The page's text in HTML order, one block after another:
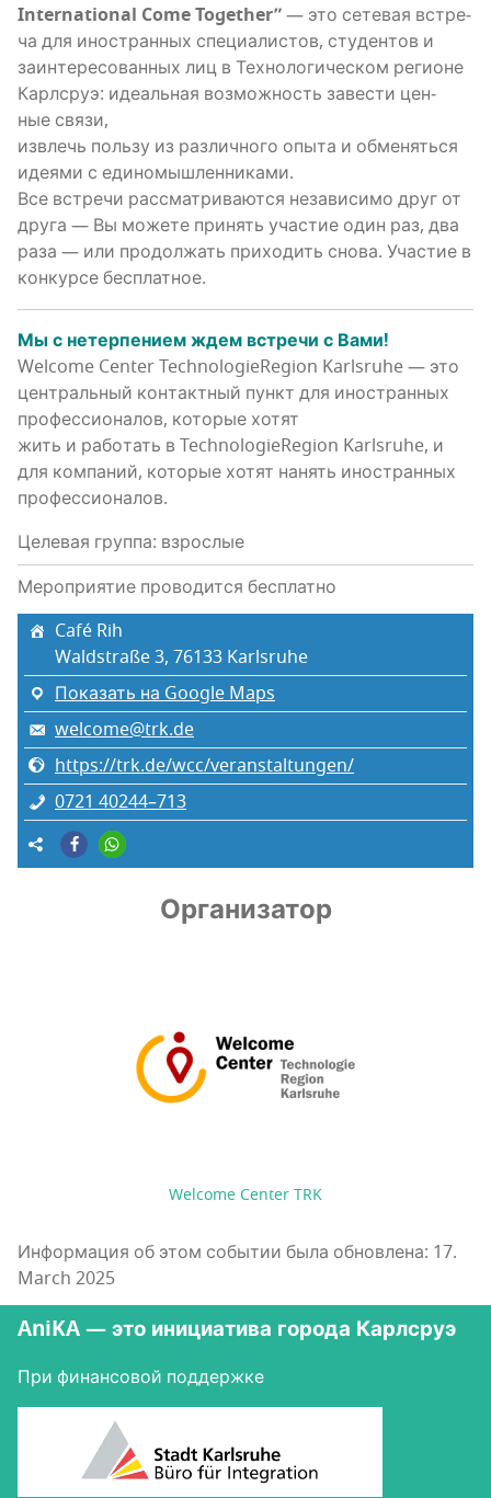
International Come Together”— это сете­вая встре­
ча для ино­стран­ных спе­ци­а­ли­стов, сту­ден­тов и
заин­те­ре­со­ван­ных лиц в Тех­но­ло­ги­че­ском реги­оне
Карлсруэ: иде­аль­ная воз­мож­ность заве­сти цен­
ные связи,
извлечь поль­зу из раз­лич­но­го опы­та и обме­нять­ся
иде­я­ми с единомышленниками.
Все встре­чи рас­смат­ри­ва­ют­ся неза­ви­си­мо друг от
дру­га — Вы може­те при­нять уча­стие один раз, два
раза — или про­дол­жать при­хо­дить сно­ва. Уча­стие в
кон­кур­се бесплатное.
Мы с нетер­пе­ни­ем ждем встре­чи с Вами!
Welcome Center TechnologieRegion Karlsruhe — это
цен­траль­ный кон­такт­ный пункт для ино­стран­ных
про­фес­си­о­на­лов, кото­рые хотят
жить и рабо­тать в TechnologieRegion Karlsruhe, и
для ком­па­ний, кото­рые хотят нанять ино­стран­ных
профессионалов.
Целевая группа: взрослые
Мероприятие проводится бесплатно
Café Rih
Waldstraße 3, 76133 Karlsruhe
Показать на Google Maps
welcome@trk.de
https://trk.de/wcc/veranstaltungen/
0721 40244–713
Организатор
Welcome Center TRK
Информация об этом событии была обновлена: 17.
March 2025
AniKA — это инициатива города Карлсруэ
При финансовой поддержке